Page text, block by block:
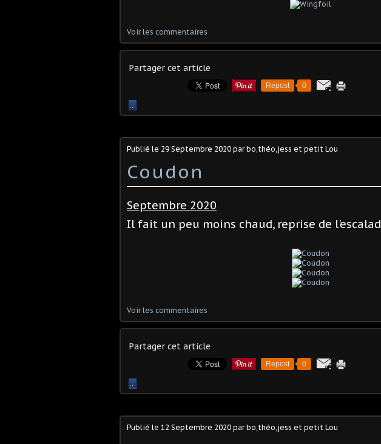
Voir les commentaires
Partager cet article
Repost 0
…
Publié le 29 Septembre 2020 par bo,théo,jess et petit Lou
Coudon
Septembre 2020
Il fait un peu moins chaud, reprise de
Voir les commentaires
Partager cet article
Repost 0
…
Publié le 12 Septembre 2020 par bo,théo,jess et petit Lou